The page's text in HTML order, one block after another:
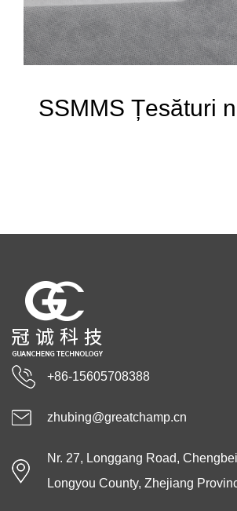
SSMMS Țesături
+86-15605708388
zhubing@greatchamp.cn
Nr. 27, Longgang Road,
Longyou County, Zhejiang